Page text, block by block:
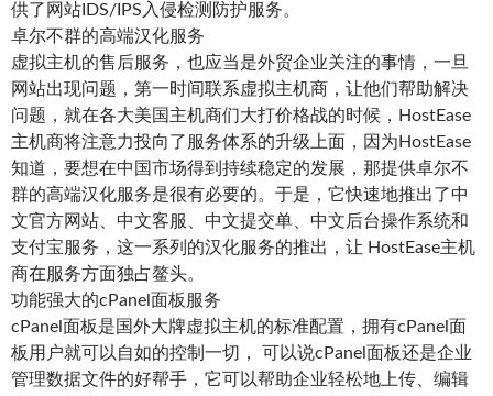
供了网站IDS/IPS入侵检测防护服务。
卓尔不群的高端汉化服务
虚拟主机的售后服务，也应当是外贸企业关注的事情，一旦
网站出现问题，第一时间联系虚拟主机商，让他们帮助解决
问题，就在各大美国主机商们大打价格战的时候，HostEase
主机商将注意力投向了服务体系的升级上面，因为HostEase
知道，要想在中国市场得到持续稳定的发展，那提供卓尔不
群的高端汉化服务是很有必要的。于是，它快速地推出了中
文官方网站、中文客服、中文提交单、中文后台操作系统和
支付宝服务，这一系列的汉化服务的推出，让 HostEase主机
商在服务方面独占鳌头。
功能强大的cPanel面板服务
cPanel面板是国外大牌虚拟主机的标准配置，拥有cPanel面
板用户就可以自如的控制一切， 可以说cPanel面板还是企业
管理数据文件的好帮手，它可以帮助企业轻松地上传、编辑